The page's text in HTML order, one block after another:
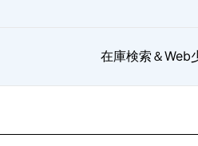
在庫検索＆Web